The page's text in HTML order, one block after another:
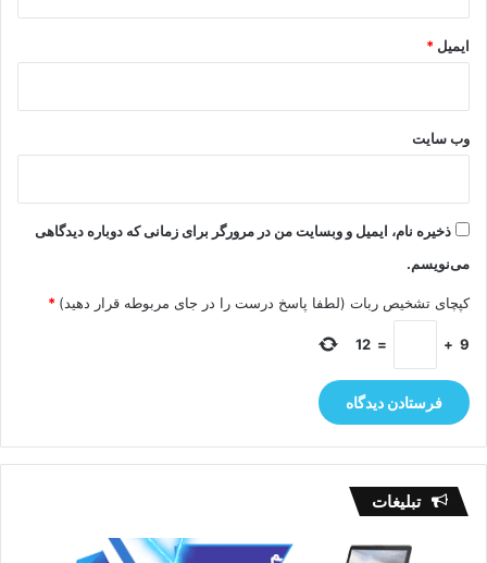
ایمیل *
وب‌ سایت
ذخیره نام، ایمیل و وبسایت من در مرورگر برای زمانی که دوباره دیدگاهی
می‌نویسم.
کپچای تشخیص ربات (لطفا پاسخ درست را در جای مربوطه قرار دهید) *
9
+
=
12
تبلیغات